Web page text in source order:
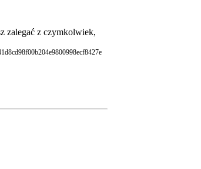
zalegać z czymkolwiek,